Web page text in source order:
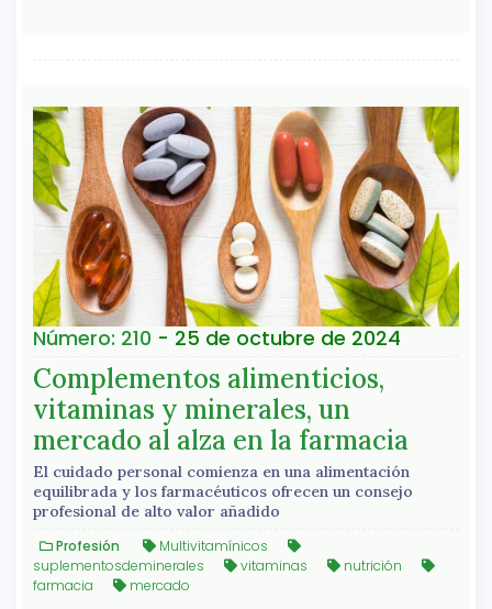
Número: 210 - 25 de octubre de 2024
Complementos alimenticios,
vitaminas y minerales, un
mercado al alza en la farmacia
El cuidado personal comienza en una alimentación
equilibrada y los farmacéuticos ofrecen un consejo
profesional de alto valor añadido
Profesión
Multivitamínicos
suplementosdeminerales
vitaminas
nutrición
farmacia
mercado